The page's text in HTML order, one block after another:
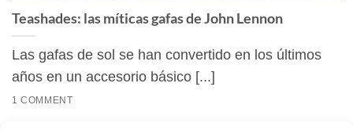
Teashades: las míticas gafas de John Lennon
Las gafas de sol se han convertido en los últimos
años en un accesorio básico [...]
1 COMMENT